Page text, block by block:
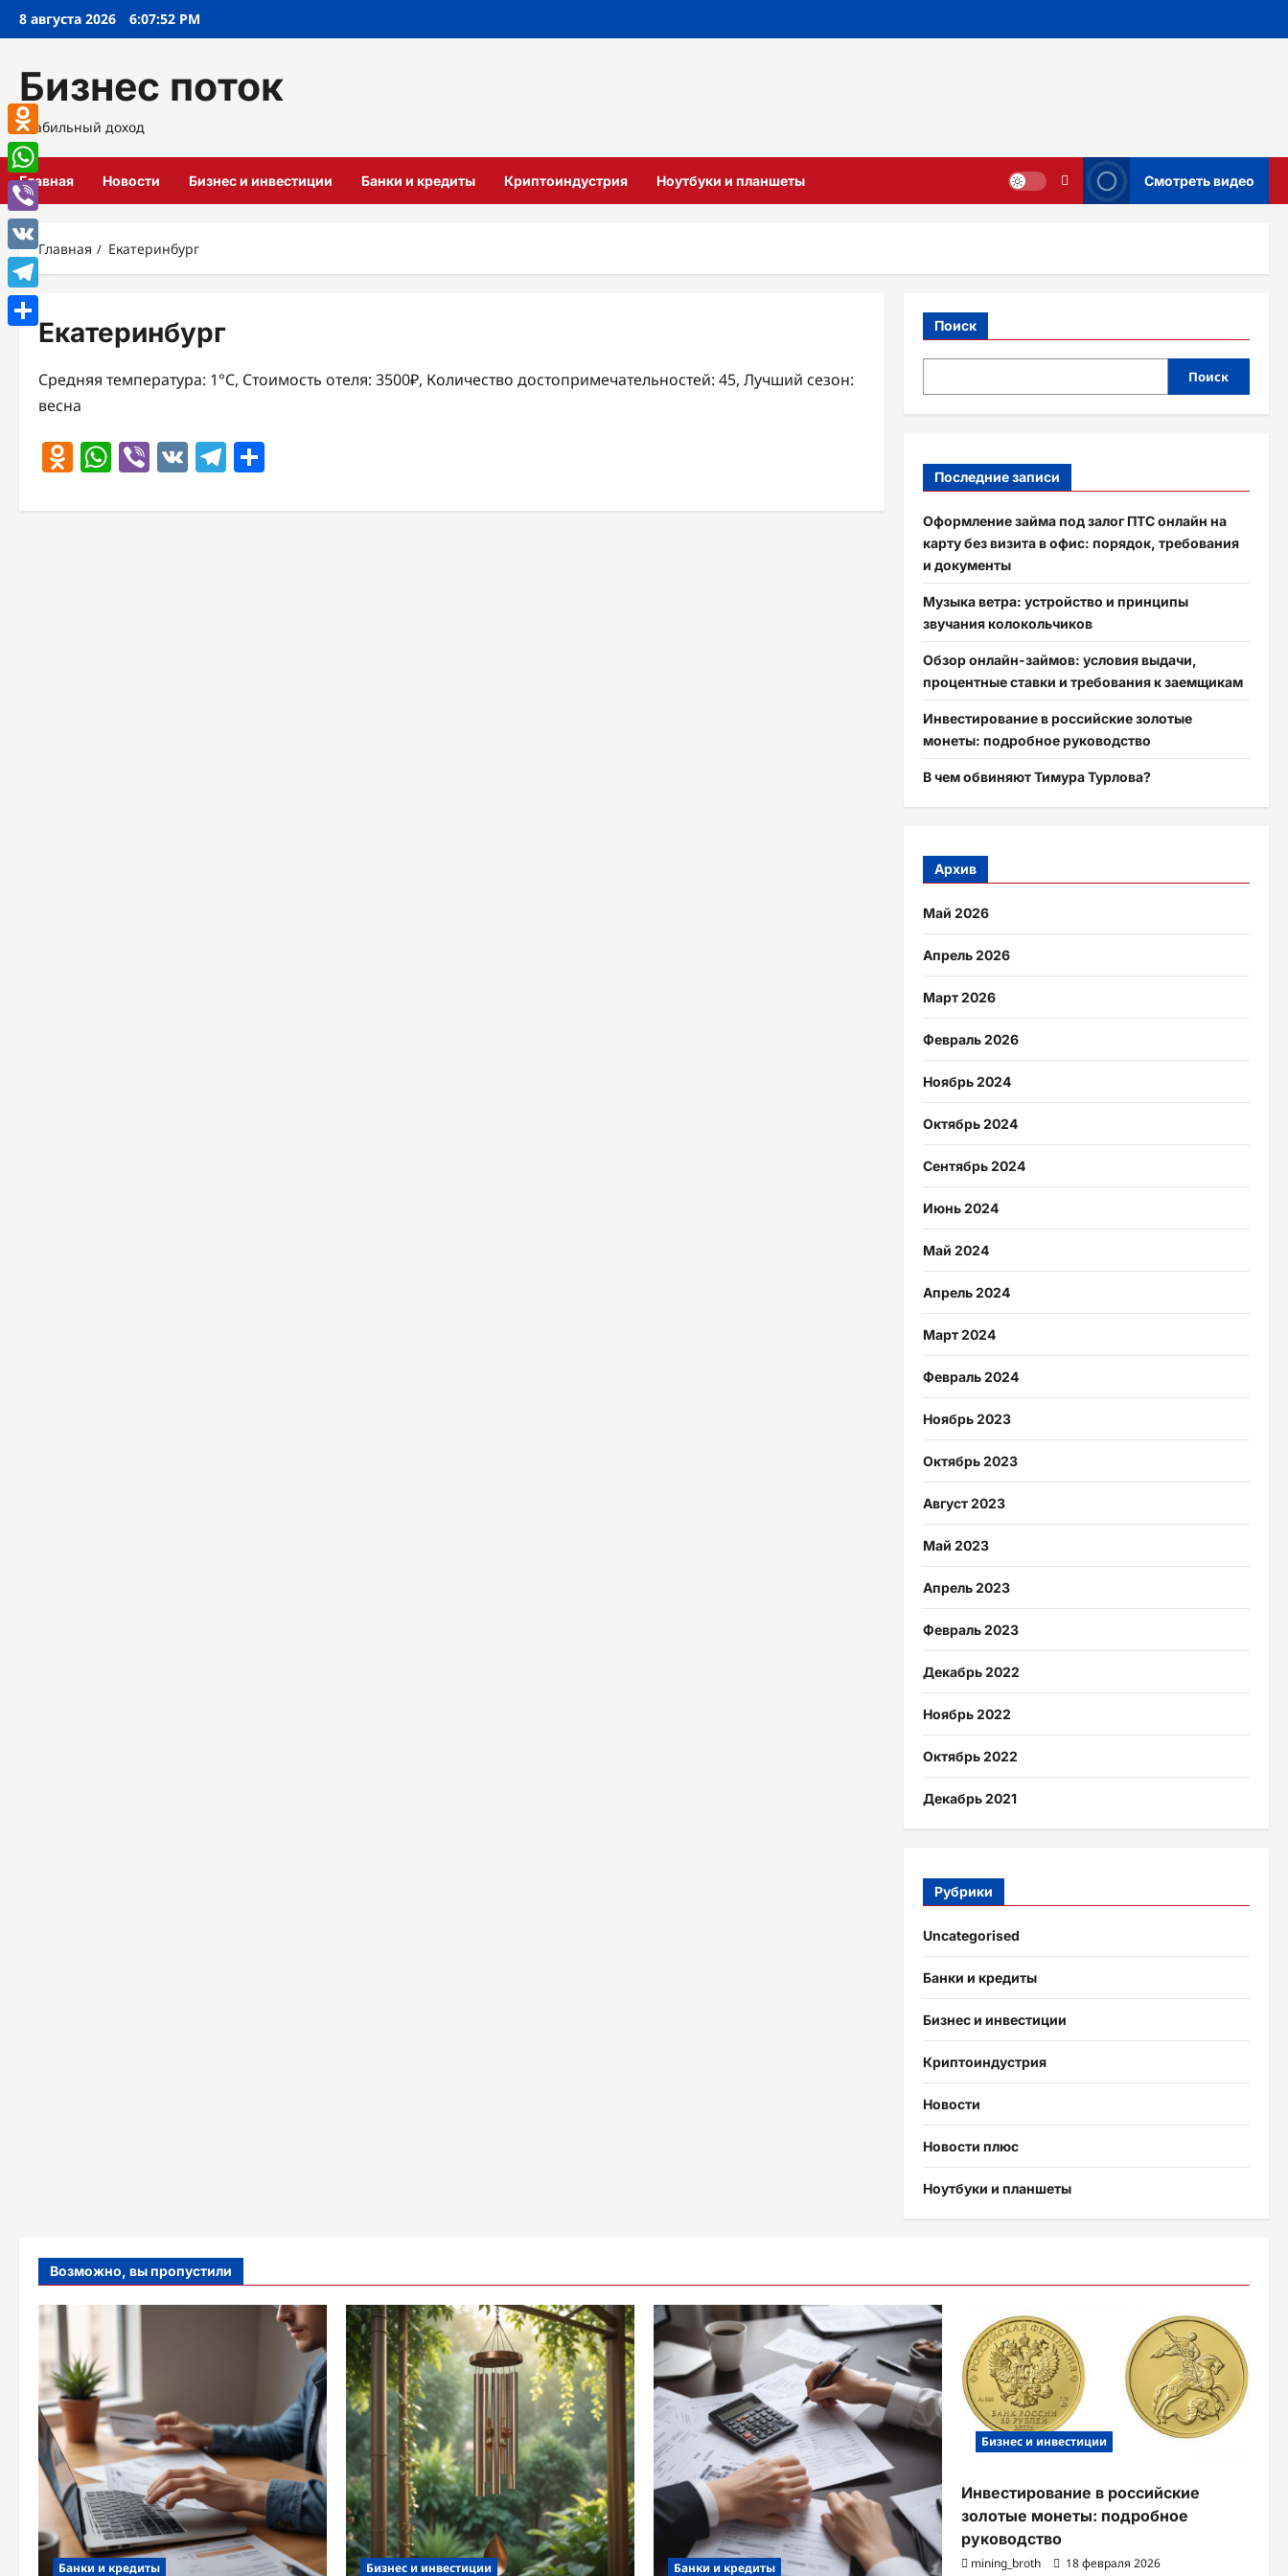
Перейти
8 августа 2026 6:07:52 PM
Бизнес поток
Стабильный доход
Главная Новости Бизнес и инвестиции Банки и кредиты Криптоиндустрия Ноутбуки и планшеты Смотреть видео
Главная Екатеринбург
Екатеринбург
Средняя температура: 1°C, Стоимость отеля: 3500₽, Количество достопримечательностей: 45, Лучший сезон:
весна
Odnoklassniki
WhatsApp
Viber
VK Telegram
Поиск
Поиск
Последние записи
Оформление займа под залог ПТС онлайн на
карту без визита в офис: порядок, требования
и документы
Музыка ветра: устройство и принципы
звучания колокольчиков
Обзор онлайн-займов: условия выдачи,
процентные ставки и требования к заемщикам
Инвестирование в российские золотые
монеты: подробное руководство
В чем обвиняют Тимура Турлова?
Архив
Май 2026
Апрель 2026
Март 2026
Февраль 2026
Ноябрь 2024
Октябрь 2024
Сентябрь 2024
Июнь 2024
Май 2024
Апрель 2024
Март 2024
Февраль 2024
Ноябрь 2023
Октябрь 2023
Август 2023
Май 2023
Апрель 2023
Февраль 2023
Декабрь 2022
Ноябрь 2022
Октябрь 2022
Декабрь 2021
Рубрики
Uncategorised
Банки и кредиты
Бизнес и инвестиции
Криптоиндустрия
Новости
Новости плюс
Ноутбуки и планшеты
Возможно, вы пропустили
Банки и кредиты Бизнес и инвестиции Банки и кредиты
Бизнес и инвестиции
Инвестирование в российские
золотые монеты: подробное
руководство
mining_broth 18 февраля 2026
Odnoklassniki
WhatsApp
Viber
VK
Telegram
Отправить